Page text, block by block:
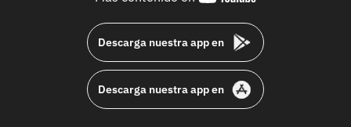
Descarga nuestra app en
Descarga nuestra app en